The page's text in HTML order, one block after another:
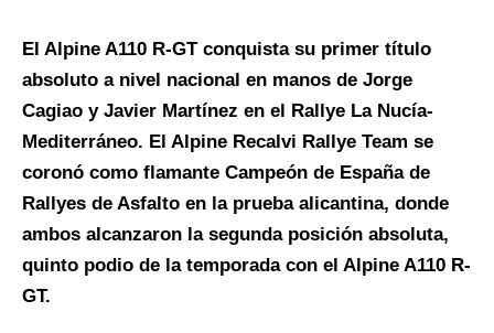
El Alpine A110 R-GT conquista su primer título
absoluto a nivel nacional en manos de Jorge
Cagiao y Javier Martínez en el Rallye La Nucía-
Mediterráneo. El Alpine Recalvi Rallye Team se
coronó como flamante Campeón de España de
Rallyes de Asfalto en la prueba alicantina, donde
ambos alcanzaron la segunda posición absoluta,
quinto podio de la temporada con el Alpine A110 R-
GT.